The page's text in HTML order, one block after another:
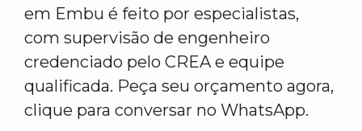
em Embu é feito por especialistas,
com supervisão de engenheiro
credenciado pelo CREA e equipe
qualificada. Peça seu orçamento agora,
clique para conversar no WhatsApp.